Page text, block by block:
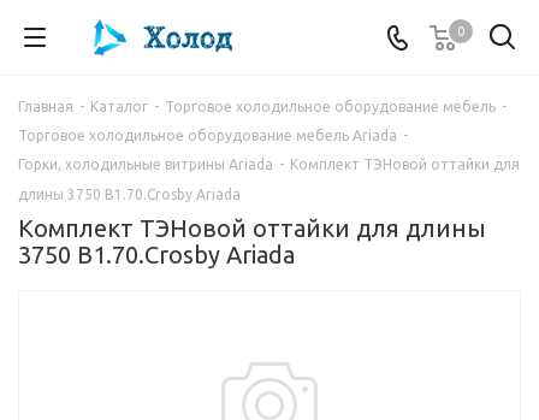
0
Главная - Каталог - Торговое холодильное оборудование мебель -
Торговое холодильное оборудование мебель Ariada -
Горки, холодильные витрины Ariada - Комплект ТЭНовой оттайки для
длины 3750 В1.70.Crosby Ariada
Комплект ТЭНовой оттайки для длины
3750 В1.70.Crosby Ariada